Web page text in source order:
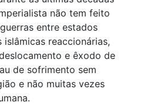
não tem feito
entre estados
reaccionárias,
e êxodo de
de sofrimento sem
e não muitas vezes